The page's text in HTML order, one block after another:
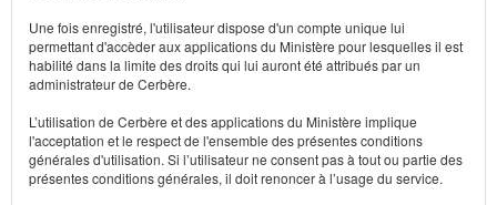
Une fois enregistré, l'utilisateur dispose d'un compte unique lui
permettant d'accèder aux applications du Ministère pour lesquelles il est
habilité dans la limite des droits qui lui auront été attribués par un
administrateur de Cerbère.
L’utilisation de Cerbère et des applications du Ministère implique
l'acceptation et le respect de l'ensemble des présentes conditions
générales d'utilisation. Si l’utilisateur ne consent pas à tout ou partie des
présentes conditions générales, il doit renoncer à l’usage du service.